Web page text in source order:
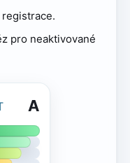
pro neaktivované
A